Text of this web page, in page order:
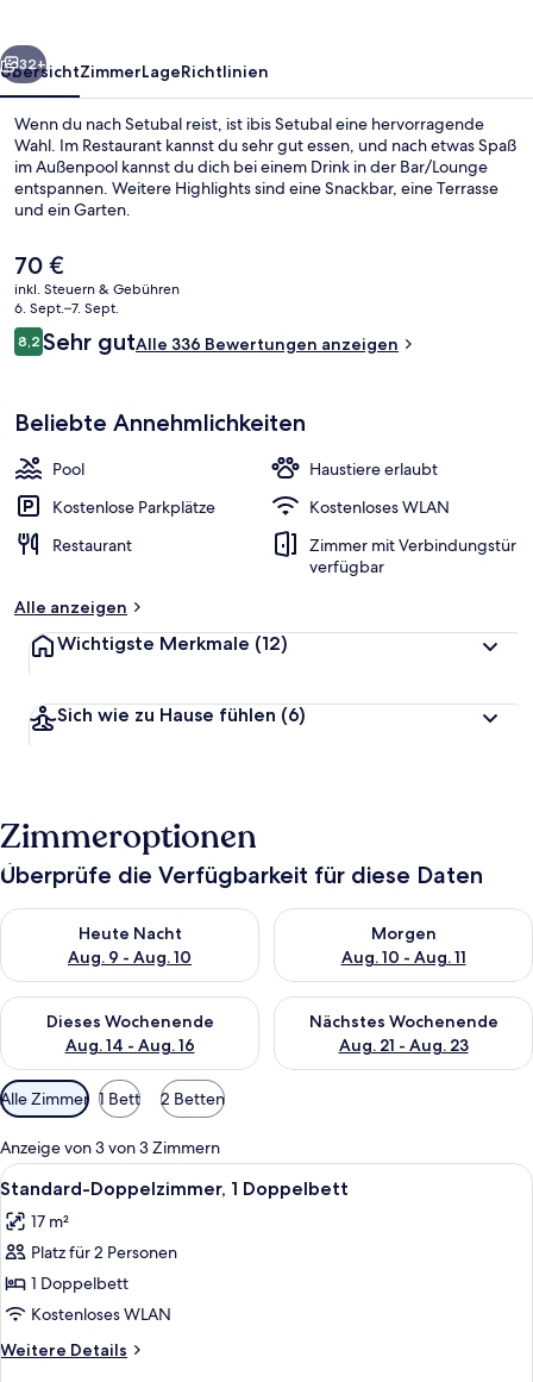
Weiter
32+
ÜbersichtZimmerLageRichtlinien
Wenn du nach Setubal reist, ist ibis Setubal eine hervorragende
Wahl. Im Restaurant kannst du sehr gut essen, und nach etwas Spaß
im Außenpool kannst du dich bei einem Drink in der Bar/Lounge
entspannen. Weitere Highlights sind eine Snackbar, eine Terrasse
und ein Garten.
Der
aktuelle
Preis
beträgt
70 €.
70 €
inkl. Steuern & Gebühren
6. Sept.–7. Sept.
Bewertungen
8,28,2 von 10.
Sehr gutAlle 336 Bewertungen anzeigen
Beliebte Annehmlichkeiten
Pool
Haustiere erlaubt
Kostenlose Parkplätze
Kostenloses WLAN
Restaurant
Zimmer mit Verbindungstür
verfügbar
Alle anzeigen
Wichtigste Merkmale (12)
Sich wie zu Hause fühlen (6)
Zimmeroptionen
Überprüfe die Verfügbarkeit für diese Daten
Heute Nacht
Aug. 9 - Aug. 10
Überprüfe die Verfügbarkeit für heute Nacht, Aug. 9 - Aug.
Morgen
Aug. 10 - Aug. 11
Überprüfe die Verfügbarkeit
Dieses Wochenende
Aug. 14 - Aug. 16
Überprüfe die Verfügbarkeit für dieses Wochenende, Aug. 14
Nächstes Wochenende
Aug. 21 - Aug. 23
Überprüfe die Verfügbarkeit
Verfügbare
Filter
für
Zimmer
Alle Zimmer 1 Bett 2 Betten
Anzeige von 3 von 3 Zimmern
Alle
Fotos
für
Standard-
Doppelzimmer,
1
Doppelbett
anzeigen
Ein Hotelzimmer mit Bett,
5
Standard-Doppelzimmer, 1 Doppelbett
17 m²
Platz für 2 Personen
1 Doppelbett
Kostenloses WLAN
Weitere Details
Weitere